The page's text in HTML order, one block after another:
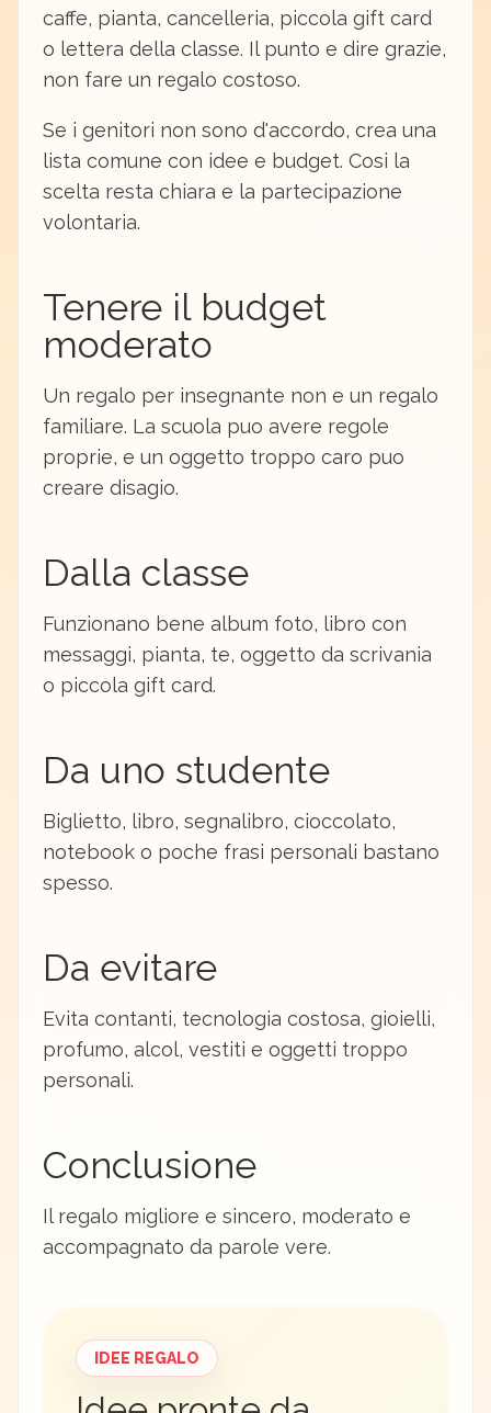
caffe, pianta, cancelleria, piccola gift card
o lettera della classe. Il punto e dire grazie,
non fare un regalo costoso.
Se i genitori non sono d'accordo, crea una
lista comune con idee e budget. Cosi la
scelta resta chiara e la partecipazione
volontaria.
Tenere il budget
moderato
Un regalo per insegnante non e un regalo
familiare. La scuola puo avere regole
proprie, e un oggetto troppo caro puo
creare disagio.
Dalla classe
Funzionano bene album foto, libro con
messaggi, pianta, te, oggetto da scrivania
o piccola gift card.
Da uno studente
Biglietto, libro, segnalibro, cioccolato,
notebook o poche frasi personali bastano
spesso.
Da evitare
Evita contanti, tecnologia costosa, gioielli,
profumo, alcol, vestiti e oggetti troppo
personali.
Conclusione
Il regalo migliore e sincero, moderato e
accompagnato da parole vere.
IDEE REGALO